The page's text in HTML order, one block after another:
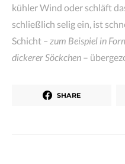
kühler Wind oder schläft
schließlich selig ein, ist
Schicht – zum Beispiel in
dickerer Söckchen –
SHARE